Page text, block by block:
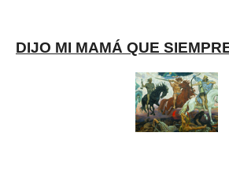
DIJO MI MAMÁ QUE